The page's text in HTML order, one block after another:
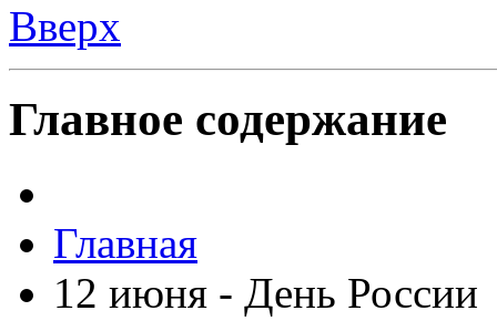
Вверх
Главное содержание
Главная
12 июня - День России